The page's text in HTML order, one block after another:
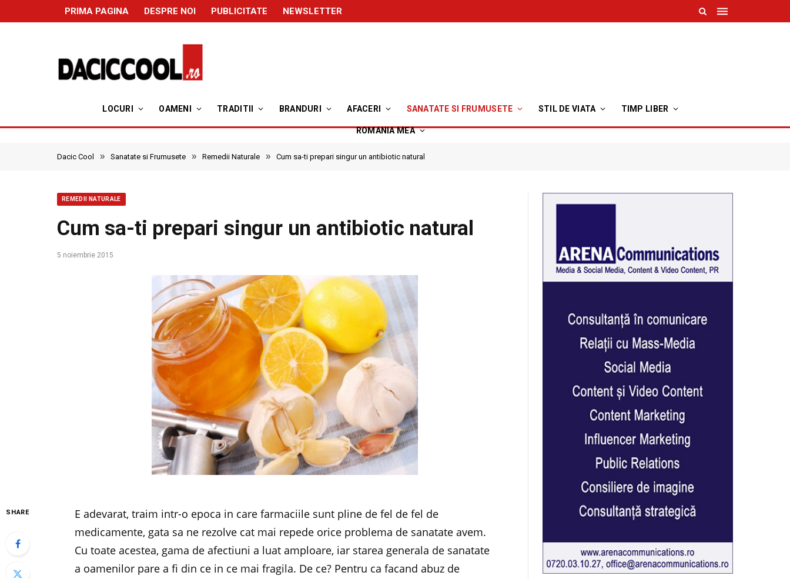
PRIMA PAGINA DESPRE NOI PUBLICITATE NEWSLETTER
LOCURI OAMENI TRADITII BRANDURI AFACERI SANATATE SI FRUMUSETE STIL DE VIATA TIMP LIBER
ROMANIA MEA
Dacic Cool » Sanatate si Frumusete » Remedii Naturale » Cum sa-ti prepari singur un antibiotic natural
REMEDII NATURALE
Cum sa-ti prepari singur un antibiotic natural
5 noiembrie 2015
SHARE
E adevarat, traim intr-o epoca in care farmaciile sunt pline de fel de fel de
medicamente, gata sa ne rezolve cat mai repede orice problema de sanatate avem.
Cu toate acestea, gama de afectiuni a luat amploare, iar starea generala de sanatate
a oamenilor pare a fi din ce in ce mai fragila. De ce? Pentru ca facand abuz de